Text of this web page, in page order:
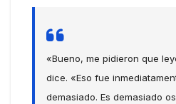
«Bueno, me pidieron que
dice. «Eso fue
demasiado. Es demasiado